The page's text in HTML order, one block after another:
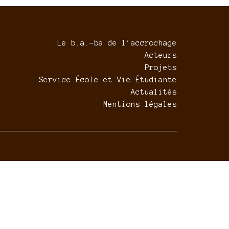
Le b.a.-ba de l’accrochage
Acteurs
Projets
Service École et Vie Étudiante
Actualités
Mentions légales